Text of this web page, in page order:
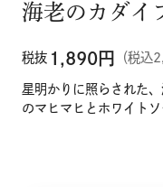
海老のカダイ
税抜 1,890円 （税込
星明かりに照らされた
のマヒマヒとホワイトソ